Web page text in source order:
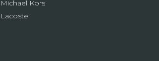
Michael Kors
Lacoste